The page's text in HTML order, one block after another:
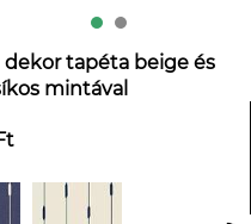
dekor tapéta beige és
mintával